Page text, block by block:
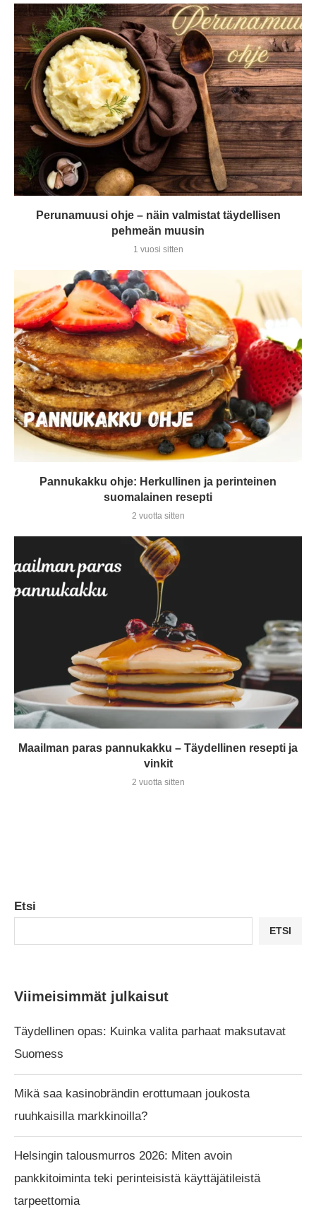
Perunamuusi ohje – näin valmistat täydellisen
pehmeän muusin
1 vuosi sitten
Pannukakku ohje: Herkullinen ja perinteinen
suomalainen resepti
2 vuotta sitten
Maailman paras pannukakku – Täydellinen resepti ja
vinkit
2 vuotta sitten
Etsi
ETSI
Viimeisimmät julkaisut
Täydellinen opas: Kuinka valita parhaat maksutavat
Suomess
Mikä saa kasinobrändin erottumaan joukosta
ruuhkaisilla markkinoilla?
Helsingin talousmurros 2026: Miten avoin
pankkitoiminta teki perinteisistä käyttäjätileistä
tarpeettomia